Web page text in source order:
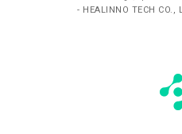
- HEALINNO TECH CO.,